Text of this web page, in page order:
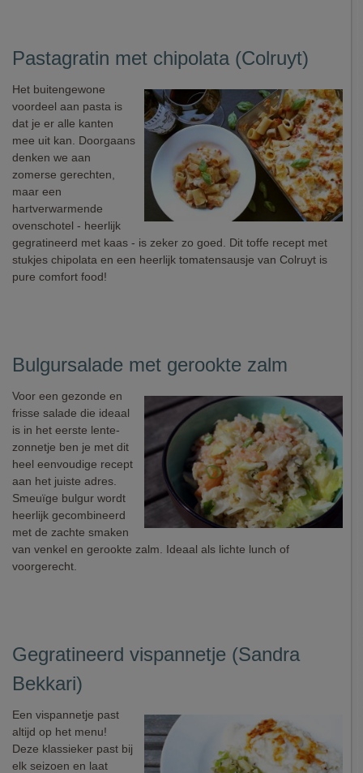
Pastagratin met chipolata (Colruyt)
Het buitengewone
voordeel aan pasta is
dat je er alle kanten
mee uit kan. Doorgaans
denken we aan
zomerse gerechten,
maar een
hartverwarmende
ovenschotel - heerlijk
gegratineerd met kaas - is zeker zo goed. Dit toffe recept met
stukjes chipolata en een heerlijk tomatensausje van Colruyt is
pure comfort food!
Bulgursalade met gerookte zalm
Voor een gezonde en
frisse salade die ideaal
is in het eerste lente-
zonnetje ben je met dit
heel eenvoudige recept
aan het juiste adres.
Smeuïge bulgur wordt
heerlijk gecombineerd
met de zachte smaken
van venkel en gerookte zalm. Ideaal als lichte lunch of
voorgerecht.
Gegratineerd vispannetje (Sandra
Bekkari)
Een vispannetje past
altijd op het menu!
Deze klassieker past bij
elk seizoen en laat